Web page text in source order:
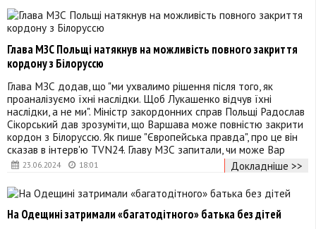
23.06.2024 18:01
Глава МЗС Польщі натякнув на можливість повного закриття
кордону з Білоруссю
Глава МЗС додав, що "ми ухвалимо рішення після того, як
проаналізуємо їхні наслідки. Щоб Лукашенко відчув їхні
наслідки, а не ми". Міністр закордонних справ Польщі Радослав
Сікорський дав зрозуміти, що Варшава може повністю закрити
кордон з Білоруссю. Як пише "Європейська правда", про це він
сказав в інтерв'ю TVN24. Главу МЗС запитали, чи може Вар
Докладніше >>
На Одещині затримали «багатодітного» батька без дітей